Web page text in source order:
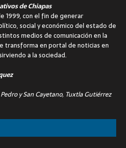
de Chiapas
1999, con el fin de generar
social y económico del estado de
medios de comunicación en la
transforma en portal de noticias en
a la sociedad.
y San Cayetano, Tuxtla Gutiérrez